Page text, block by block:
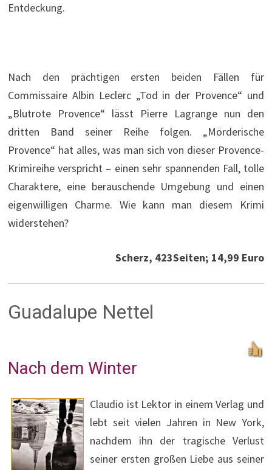
Entdeckung.
Nach den prächtigen ersten beiden Fällen für
Commissaire Albin Leclerc „Tod in der Provence“ und
„Blutrote Provence“ lässt Pierre Lagrange nun den
dritten Band seiner Reihe folgen. „Mörderische
Provence“ hat alles, was man sich von dieser Provence-
Krimireihe verspricht – einen sehr spannenden Fall, tolle
Charaktere, eine berauschende Umgebung und einen
eigenwilligen Charme. Wie kann man diesem Krimi
widerstehen?
Scherz, 423Seiten; 14,99 Euro
Guadalupe Nettel
Nach dem Winter
Claudio ist Lektor in einem Verlag und
lebt seit vielen Jahren in New York,
nachdem ihn der tragische Verlust
seiner ersten großen Liebe aus seiner